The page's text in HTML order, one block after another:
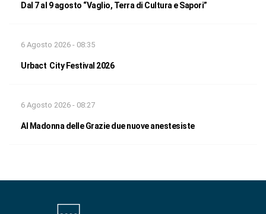
Dal 7 al 9 agosto “Vaglio, Terra di Cultura e Sapori”
6 Agosto 2026 - 08:35
Urbact City Festival 2026
6 Agosto 2026 - 08:27
Al Madonna delle Grazie due nuove anestesiste